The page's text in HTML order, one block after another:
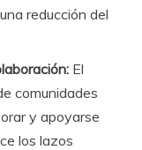
reducción del
El
comunidades
y apoyarse
los lazos